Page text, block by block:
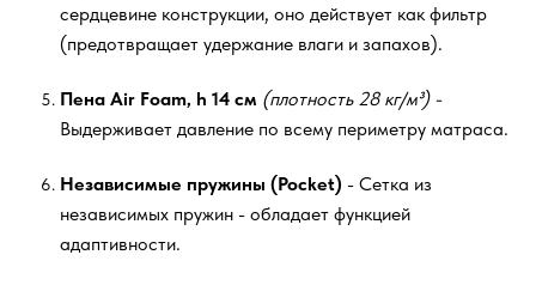
сердцевине конструкции, оно действует как фильтр
(предотвращает удержание влаги и запахов).
Пена Air Foam, h 14 см (плотность 28 кг/м³) -
Выдерживает давление по всему периметру матраса.
Независимые пружины (Pocket) - Сетка из
независимых пружин - обладает функцией
адаптивности.